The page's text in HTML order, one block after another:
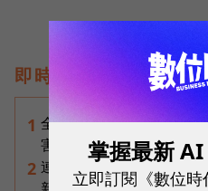
即時熱門文章
1 全台最大全聯首日業績破
害的大型店！為何把餐廳
2 連黃仁勳都叫年輕人當水
掌握最新 AI
立即訂閱《數位